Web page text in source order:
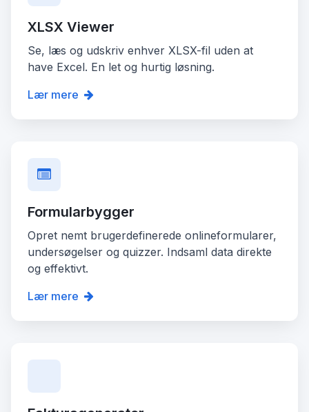
XLSX Viewer
Se, læs og udskriv enhver XLSX-fil uden at
have Excel. En let og hurtig løsning.
Lær mere
Formularbygger
Opret nemt brugerdefinerede onlineformularer,
undersøgelser og quizzer. Indsaml data direkte
og effektivt.
Lær mere